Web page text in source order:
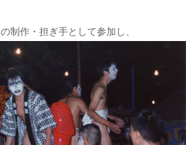
制作・担ぎ手として参加し、